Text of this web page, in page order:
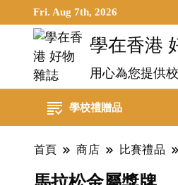
Fri. Aug 7th, 2026
學在香港
用心為您提供
學校禮贈品
首頁 商店 比賽禮品